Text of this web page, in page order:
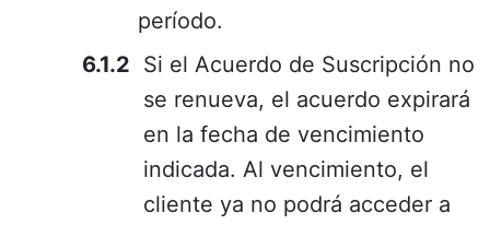
período.
Si el Acuerdo de Suscripción no
se renueva, el acuerdo expirará
en la fecha de vencimiento
indicada. Al vencimiento, el
cliente ya no podrá acceder a